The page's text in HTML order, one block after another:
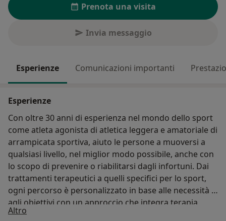
Prenota una visita
Invia messaggio
Esperienze Comunicazioni importanti
Esperienze
Con oltre 30 anni di esperienza nel mondo dello sport
come atleta agonista di atletica leggera e amatoriale di
arrampicata sportiva, aiuto le persone a muoversi a
qualsiasi livello, nel miglior modo possibile, anche con
lo scopo di prevenire o riabilitarsi dagli infortuni. Dai
trattamenti terapeutici a quelli specifici per lo sport,
ogni percorso è personalizzato in base alle necessità e
agli obiettivi con un approccio che integra terapia
manuale ed esercizio fisico adattato.
Altro